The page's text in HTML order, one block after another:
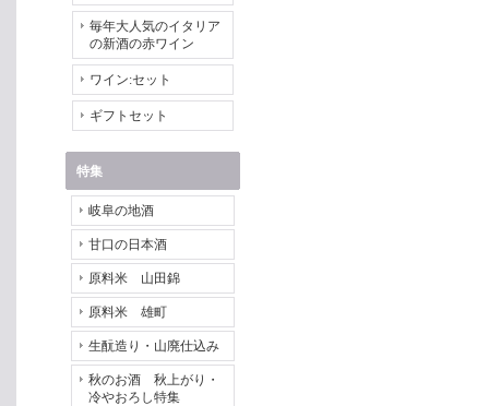
毎年大人気のイタリア
の新酒の赤ワイン
ワイン:セット
ギフトセット
特集
岐阜の地酒
甘口の日本酒
原料米 山田錦
原料米 雄町
生酛造り・山廃仕込み
秋のお酒 秋上がり・
冷やおろし特集